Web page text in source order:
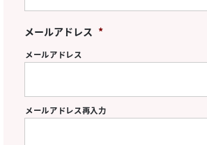
メールアドレス *
メールアドレス
メールアドレス再入力